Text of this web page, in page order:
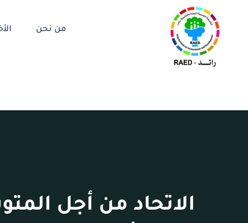
من نحن
الاتحاد من أجل